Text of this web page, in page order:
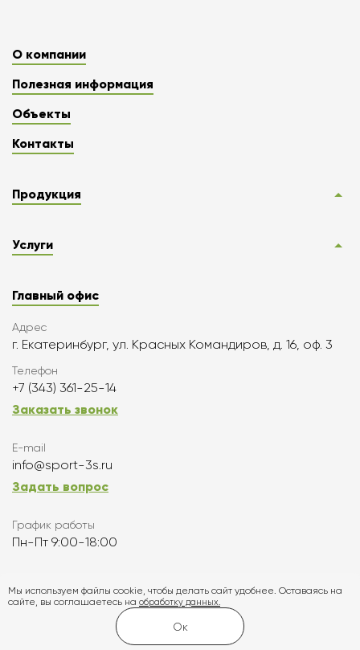
О компании
Полезная информация
Объекты
Контакты
Продукция
Услуги
Главный офис
Адрес
г. Екатеринбург, ул. Красных Командиров, д. 16, оф. 3
Телефон
+7 (343) 361-25-14
Заказать звонок
E-mail
info@sport-3s.ru
Задать вопрос
График работы
Пн-Пт 9:00-18:00
Подписаться
Создание и продвижение сайта
Мы используем файлы cookie, чтобы делать сайт удобнее. Оставаясь на
сайте, вы соглашаетесь на обработку данных.
Ок